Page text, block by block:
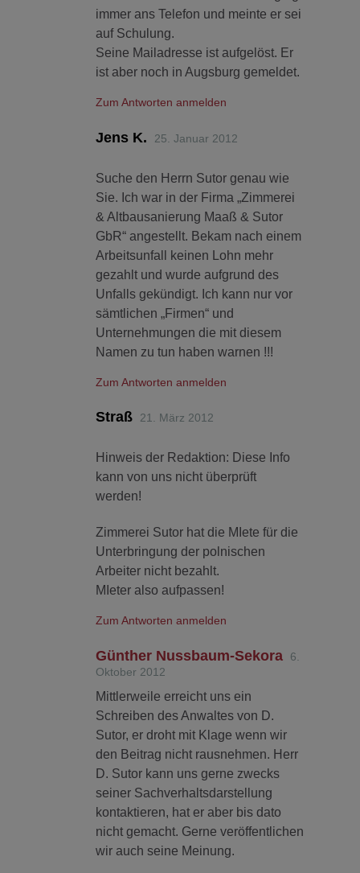
immer ans Telefon und meinte er sei
auf Schulung.
Seine Mailadresse ist aufgelöst. Er
ist aber noch in Augsburg gemeldet.
Zum Antworten anmelden
Jens K. 25. Januar 2012
Suche den Herrn Sutor genau wie
Sie. Ich war in der Firma „Zimmerei
& Altbausanierung Maaß & Sutor
GbR“ angestellt. Bekam nach einem
Arbeitsunfall keinen Lohn mehr
gezahlt und wurde aufgrund des
Unfalls gekündigt. Ich kann nur vor
sämtlichen „Firmen“ und
Unternehmungen die mit diesem
Namen zu tun haben warnen !!!
Zum Antworten anmelden
Straß 21. März 2012
Hinweis der Redaktion: Diese Info
kann von uns nicht überprüft
werden!
Zimmerei Sutor hat die MIete für die
Unterbringung der polnischen
Arbeiter nicht bezahlt.
MIeter also aufpassen!
Zum Antworten anmelden
Günther Nussbaum-Sekora
6.
Oktober 2012
Mittlerweile erreicht uns ein
Schreiben des Anwaltes von D.
Sutor, er droht mit Klage wenn wir
den Beitrag nicht rausnehmen. Herr
D. Sutor kann uns gerne zwecks
seiner Sachverhaltsdarstellung
kontaktieren, hat er aber bis dato
nicht gemacht. Gerne veröffentlichen
wir auch seine Meinung.